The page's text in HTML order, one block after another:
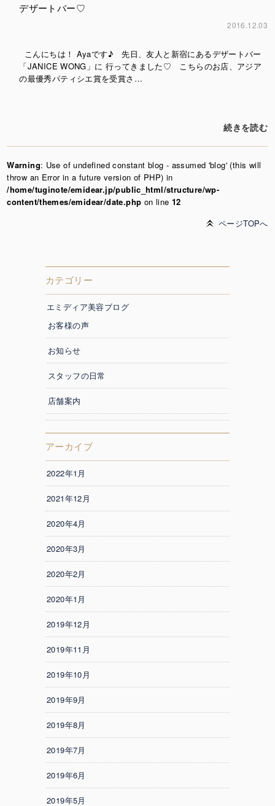
デザートバー♡
2016.12.03
こんにちは！ Ayaです♪ 先日、友人と新宿にあるデザートバー
「JANICE WONG」に 行ってきました♡ こちらのお店、アジア
の最優秀パティシエ賞を受賞さ…
続きを読む
Warning: Use of undefined constant blog - assumed 'blog' (this will
throw an Error in a future version of PHP) in
/home/tuginote/emidear.jp/public_html/structure/wp-
content/themes/emidear/date.php on line 12
ページTOPへ
カテゴリー
エミディア美容ブログ
お客様の声
お知らせ
スタッフの日常
店舗案内
アーカイブ
2022年1月
2021年12月
2020年4月
2020年3月
2020年2月
2020年1月
2019年12月
2019年11月
2019年10月
2019年9月
2019年8月
2019年7月
2019年6月
2019年5月